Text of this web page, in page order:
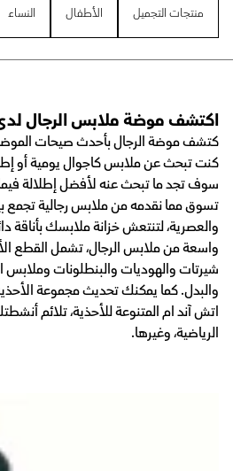
منتجات التجميل الأطفال النساء
اكتشف موضة ملابس الرجال
كتشف موضة الرجال بأحدث صيحات
كنت تبحث عن ملابس كاجوال يومية أو
سوف تجد ما تبحث عنه لأفضل إطلالة
تسوق مما نقدمه من ملابس رجالية تجمع
والعصرية، لتنتعش خزانة ملابسك بأناقة
واسعة من ملابس الرجال، تشمل القطع
شيرتات والهوديات والبنطلونات وملابس
والبدل. كما يمكنك تحديث مجموعة
اتش آند ام المتنوعة للأحذية، تلائم
الرياضية، وغيرها.